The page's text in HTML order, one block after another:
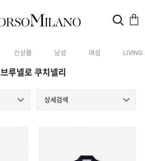
신상품 남성 여성 LIVING
브루넬로 쿠치넬리
상세검색